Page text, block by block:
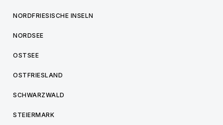
NORDFRIESISCHE INSELN
NORDSEE
OSTSEE
OSTFRIESLAND
SCHWARZWALD
STEIERMARK